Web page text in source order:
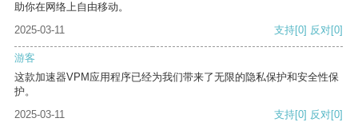
助你在网络上自由移动。
2025-03-11
支持[0] 反对[0]
游客
这款加速器VPM应用程序已经为我们带来了无限的隐私保护和安全性保
护。
2025-03-11
支持[0] 反对[0]